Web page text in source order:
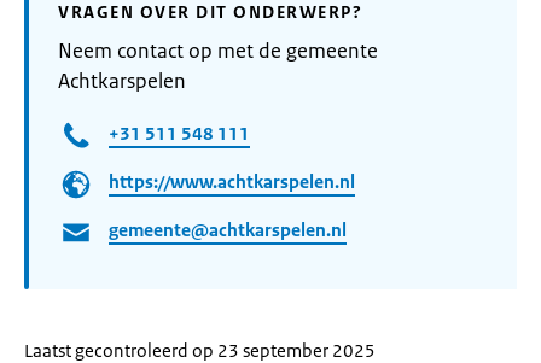
VRAGEN OVER DIT ONDERWERP?
Neem contact op met de gemeente
Achtkarspelen
+31 511 548 111
https://www.achtkarspelen.nl
gemeente@achtkarspelen.nl
Laatst gecontroleerd op 23 september 2025